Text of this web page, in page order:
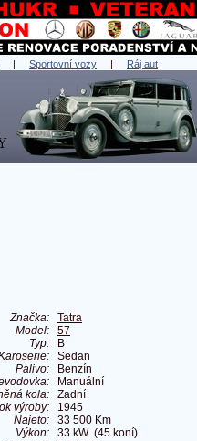
| Sportovní vozy | Ráj aut
Značka:
Tatra
Model:
57
Typ:
B
Sedan
Palivo:
Benzín
Manuální
kola:
Zadní
výroby:
1945
Najeto:
33 500 Km
Výkon:
33 kW (45 koní)